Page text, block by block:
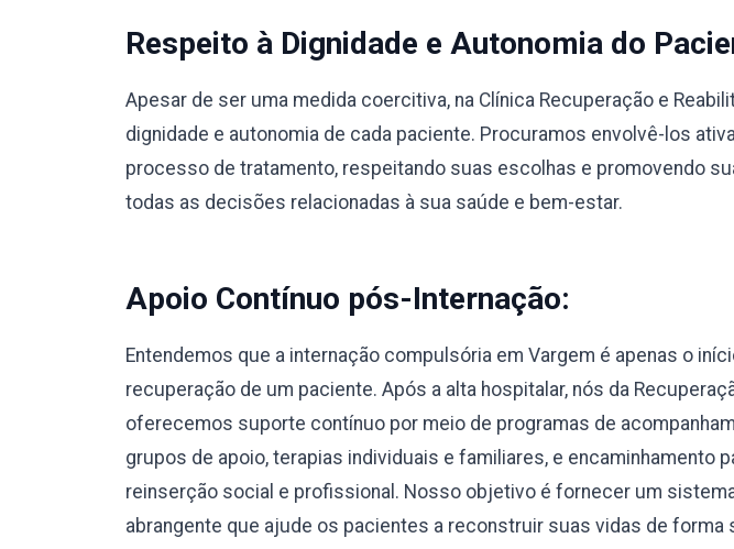
Respeito à Dignidade e Autonomia do
Apesar de ser uma medida coercitiva, na Clínica Recuperação e
dignidade e autonomia de cada paciente. Procuramos envolvê-los
processo de tratamento, respeitando suas escolhas e promovendo
todas as decisões relacionadas à sua saúde e bem-estar.
Apoio Contínuo pós-Internação:
Entendemos que a internação compulsória em Vargem é apenas o
recuperação de um paciente. Após a alta hospitalar, nós da
oferecemos suporte contínuo por meio de programas de
grupos de apoio, terapias individuais e familiares, e encaminhamento
reinserção social e profissional. Nosso objetivo é fornecer um
abrangente que ajude os pacientes a reconstruir suas vidas de forma